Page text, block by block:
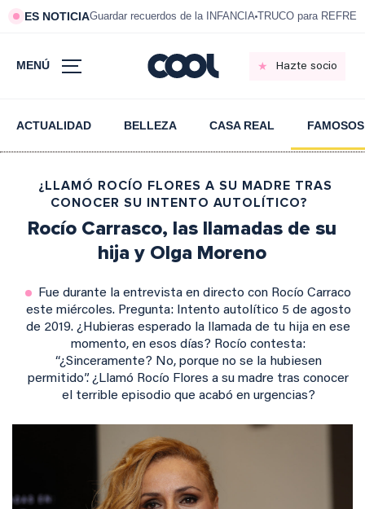
ES NOTICIAGuardar recuerdos de la INFANCIA TRUCO para
MENÚ Hazte socio
ACTUALIDAD BELLEZA CASA REAL FAMOSOS
¿LLAMÓ ROCÍO FLORES A SU MADRE TRAS
CONOCER SU INTENTO AUTOLÍTICO?
Rocío Carrasco, las llamadas de su
hija y Olga Moreno
Fue durante la entrevista en directo con Rocío Carraco
este miércoles. Pregunta: Intento autolítico 5 de agosto
de 2019. ¿Hubieras esperado la llamada de tu hija en ese
momento, en esos días? Rocío contesta:
“¿Sinceramente? No, porque no se la hubiesen
permitido”. ¿Llamó Rocío Flores a su madre tras conocer
el terrible episodio que acabó en urgencias?